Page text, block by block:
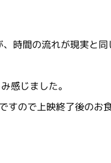
時間の流れが現実と
感じました。
すので上映終了後のお